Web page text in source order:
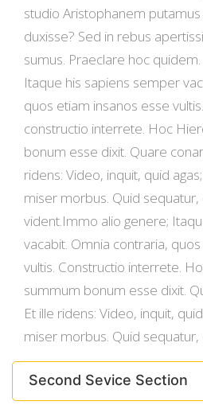
studio Aristophanem
duxisse? Sed in rebus
sumus. Praeclare hoc
Itaque his sapiens semper
quos etiam insanos esse
constructio interrete. Hoc
bonum esse dixit. Quare
ridens: Video, inquit, quid
miser morbus. Quid
vident.Immo alio genere;
vacabit. Omnia contraria,
vultis. Constructio interrete.
summum bonum esse dixit.
Et ille ridens: Video, inquit,
miser morbus. Quid
Second Sevice Section